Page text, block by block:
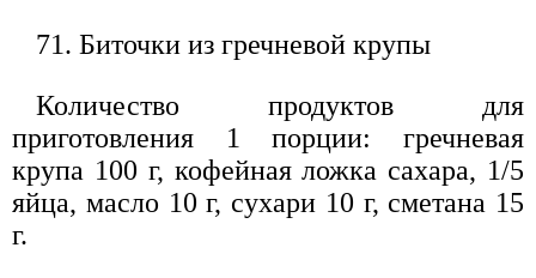
71. Биточки из гречневой крупы
Количество продуктов для
приготовления 1 порции: гречневая
крупа 100 г, кофейная ложка сахара, 1/5
яйца, масло 10 г, сухари 10 г, сметана 15
г.